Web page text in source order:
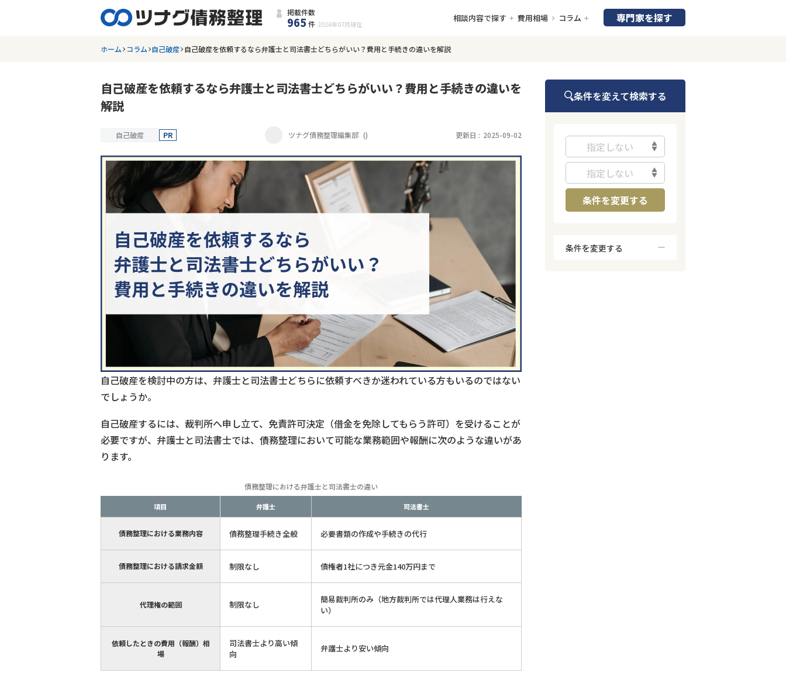
掲載件数
965 件 2026年07月 現在
相談内容で探す 費用相場 コラム 専門家を探す
ホーム コラム 自己破産 自己破産を依頼するなら弁護士と司法書士どちらがいい？費用と手続きの違いを解説
自己破産を依頼するなら弁護士と司法書士どちらがいい？費用と手続きの違いを
解説
自己破産 PR ツナグ債務整理編集部 () 更新日 : 2025-09-02
自己破産を検討中の方は、弁護士と司法書士どちらに依頼すべきか迷われている方もいるのではない
でしょうか。
自己破産するには、裁判所へ申し立て、免責許可決定（借金を免除してもらう許可）を受けることが
必要ですが、弁護士と司法書士では、債務整理において可能な業務範囲や報酬に次のような違いがあ
ります。
債務整理における弁護士と司法書士の違い
項目 弁護士 司法書士
債務整理における業務内容 債務整理手続き全般 必要書類の作成や手続きの代行
債務整理における請求金額 制限なし 債権者1社につき元金140万円まで
代理権の範囲 制限なし
簡易裁判所のみ（地方裁判所では代理人業務は行えな
い）
依頼したときの費用（報酬）相
場
司法書士より高い傾
向
弁護士より安い傾向
条件を変えて検索する
指定しない
指定しない
条件を変更する
条件を変更する